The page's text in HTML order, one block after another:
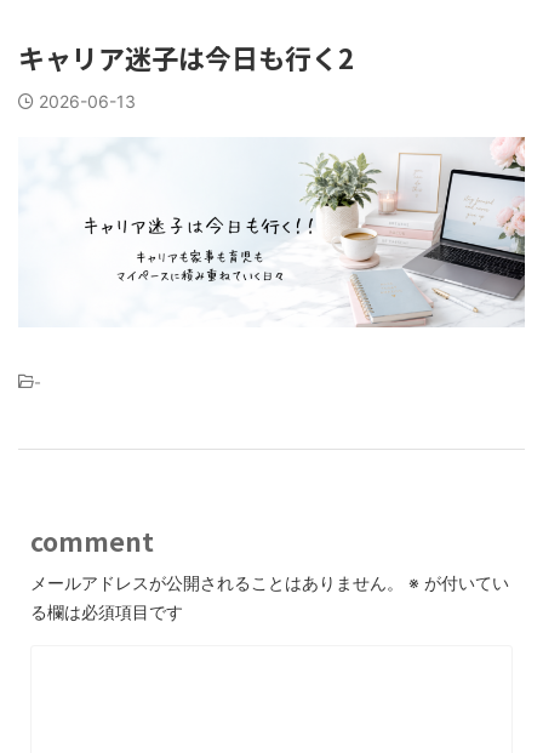
キャリア迷子は今日も行く2
2026-06-13
-
comment
メールアドレスが公開されることはありません。 ※ が付いてい
る欄は必須項目です